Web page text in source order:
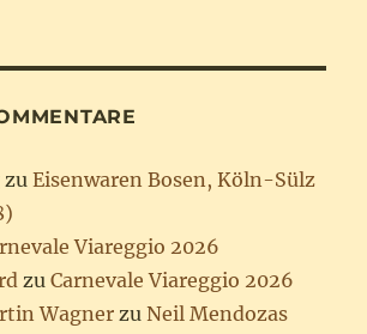
zuEisenwaren Bosen, Köln-Sülz
Viareggio 2026
zuCarnevale Viareggio 2026
Wagner zuNeil Mendozas